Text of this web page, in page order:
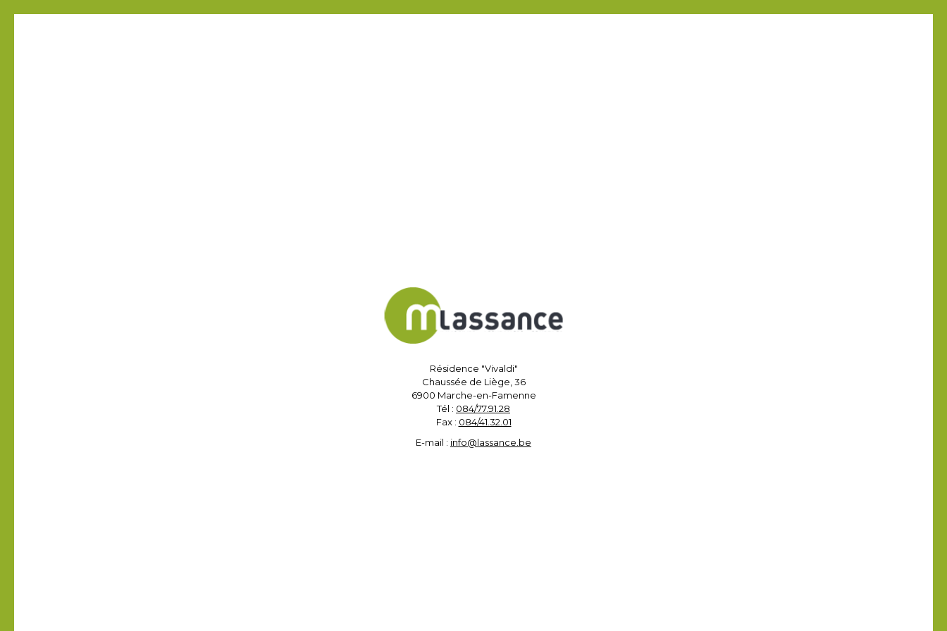
Résidence "Vivaldi"
Chaussée de Liège, 36
6900 Marche-en-Famenne
Tél : 084/77.91.28
Fax : 084/41.32.01
E-mail : info@lassance.be